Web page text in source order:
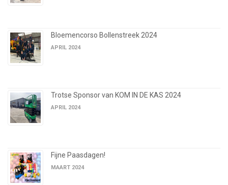
Bloemencorso Bollenstreek 2024
APRIL 2024
Trotse Sponsor van KOM IN DE KAS 2024
APRIL 2024
Fijne Paasdagen!
MAART 2024